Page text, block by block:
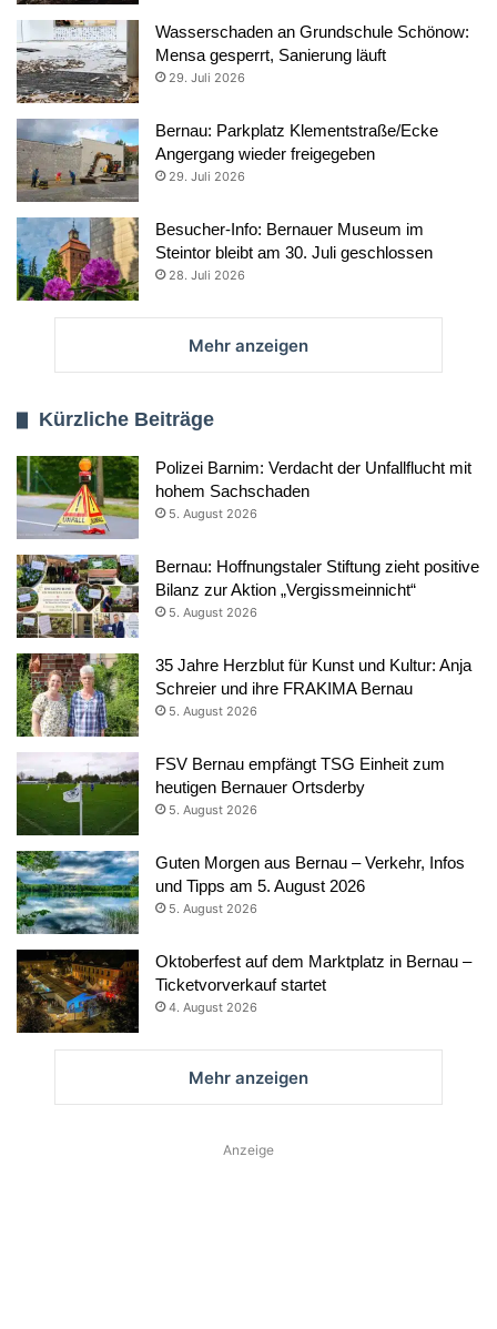
Wasserschaden an Grundschule Schönow:
Mensa gesperrt, Sanierung läuft
29. Juli 2026
Bernau: Parkplatz Klementstraße/Ecke
Angergang wieder freigegeben
29. Juli 2026
Besucher-Info: Bernauer Museum im
Steintor bleibt am 30. Juli geschlossen
28. Juli 2026
Mehr anzeigen
Kürzliche Beiträge
Polizei Barnim: Verdacht der Unfallflucht mit
hohem Sachschaden
5. August 2026
Bernau: Hoffnungstaler Stiftung zieht positive
Bilanz zur Aktion „Vergissmeinnicht“
5. August 2026
35 Jahre Herzblut für Kunst und Kultur: Anja
Schreier und ihre FRAKIMA Bernau
5. August 2026
FSV Bernau empfängt TSG Einheit zum
heutigen Bernauer Ortsderby
5. August 2026
Guten Morgen aus Bernau – Verkehr, Infos
und Tipps am 5. August 2026
5. August 2026
Oktoberfest auf dem Marktplatz in Bernau –
Ticketvorverkauf startet
4. August 2026
Mehr anzeigen
Anzeige